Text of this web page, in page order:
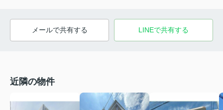
メールで共有する LINEで共有する
近隣の物件